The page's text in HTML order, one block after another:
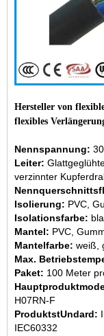
Hersteller von
flexibles
Nennspannung:
Leiter:
verzinnter
Isolierung: PVC,
Isolationsfarbe:
Mantel: PVC,
Mantelfarbe: weiß,
Max.
Paket: 100 Meter
H07RN-F
ProduktstUndard:
IEC60332